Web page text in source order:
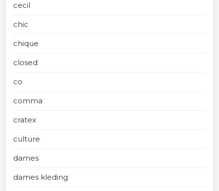
cecil
chic
chique
closed
co
comma
cratex
culture
dames
dames kleding